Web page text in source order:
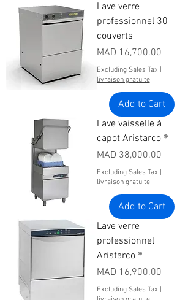
Lave verre
professionnel 30
couverts
Price
MAD 16,700.00
Excluding Sales Tax
livraison gratuite
Add to Cart
Lave vaisselle à
capot Aristarco ®
Price
MAD 38,000.00
Excluding Sales Tax
livraison gratuite
Add to Cart
Lave verre
professionnel
Aristarco ®
Price
MAD 16,900.00
Excluding Sales Tax